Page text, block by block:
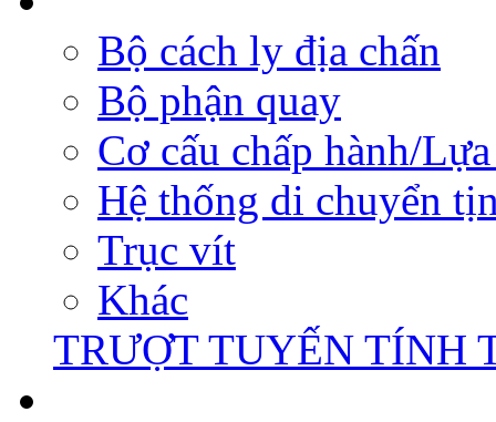
Bộ cách ly địa chấn
Bộ phận quay
Cơ cấu chấp hành/
Hệ thống di chuyển
Trục vít
Khác
TRƯỢT TUYẾN TÍNH